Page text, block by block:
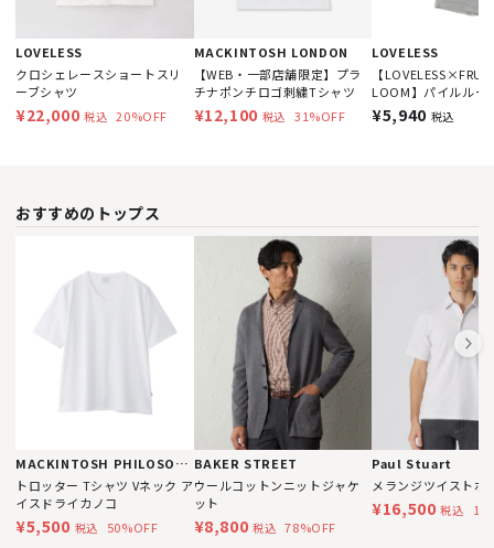
LOVELESS
クロシェレースショートスリ
ーブシャツ
¥22,000 税込 20%OFF
MACKINTOSH LONDON
【WEB・一部店舗限定】プラ
チナポンチロゴ刺繍Tシャツ
¥12,100 税込 31%OFF
LOVELESS
【
LOOM】パイルルー
セット
¥5,940 税込
おすすめのトップス
MACKINTOSH PHILOSOPHY
トロッター Tシャツ Vネック ア
イスドライカノコ
¥5,500 税込 50%OFF
BAKER STREET
ウールコットンニットジャケ
ット
¥8,800 税込 78%OFF
Paul Stuart
メランジツイストポ
¥16,500 税込